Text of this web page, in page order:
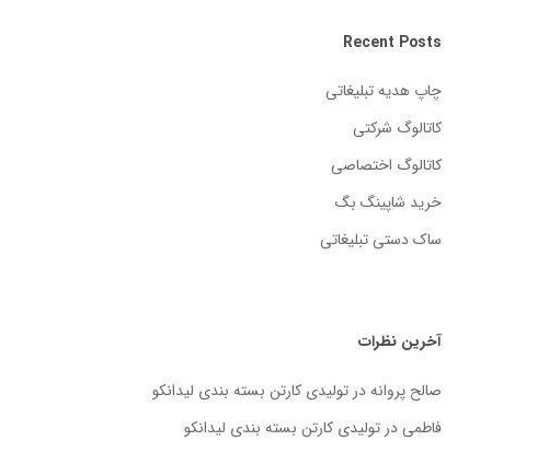
Recent Posts
چاپ هدیه تبلیغاتی
کاتالوگ شرکتی
کاتالوگ اختصاصی
خرید شاپینگ بگ
ساک دستی تبلیغاتی
آخرین نظرات
صالح پروانهدرتولیدی کارتن بسته‌ بندی لیدانکو
فاطمیدرتولیدی کارتن بسته‌ بندی لیدانکو